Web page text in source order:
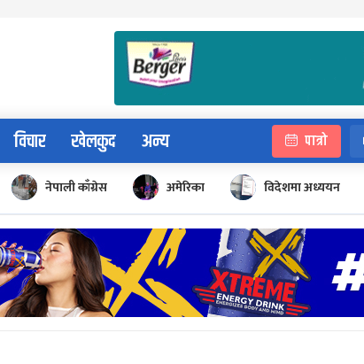
विचार खेलकुद अन्य पात्रो
नेपाली काँग्रेस अमेरिका विदेशमा अध्ययन